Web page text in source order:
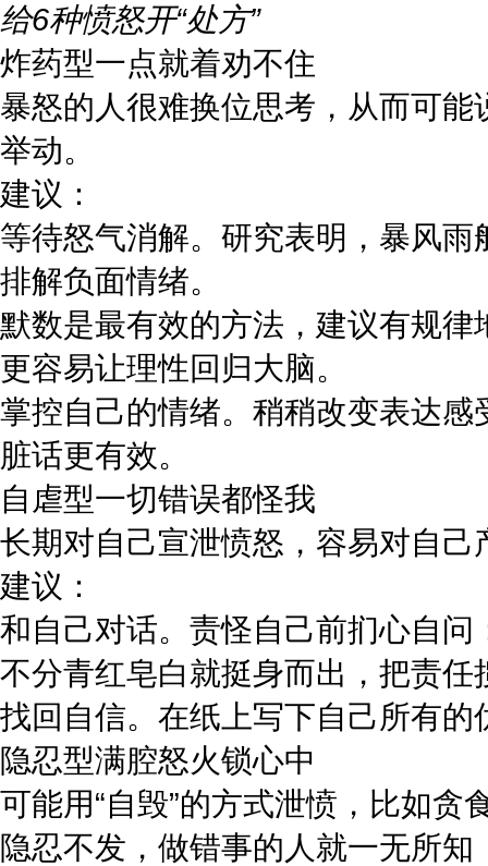
给6种愤怒开“处方”
炸药型一点就着劝不住
暴怒的人很难换位思考，从而可
举动。
建议：
等待怒气消解。研究表明，暴风
排解负面情绪。
默数是最有效的方法，建议有规
更容易让理性回归大脑。
掌控自己的情绪。稍稍改变表达感
脏话更有效。
自虐型一切错误都怪我
长期对自己宣泄愤怒，容易对自
建议：
和自己对话。责怪自己前扪心自问
不分青红皂白就挺身而出，把责任
找回自信。在纸上写下自己所有
隐忍型满腔怒火锁心中
可能用“自毁”的方式泄愤，比如
隐忍不发，做错事的人就一无所知